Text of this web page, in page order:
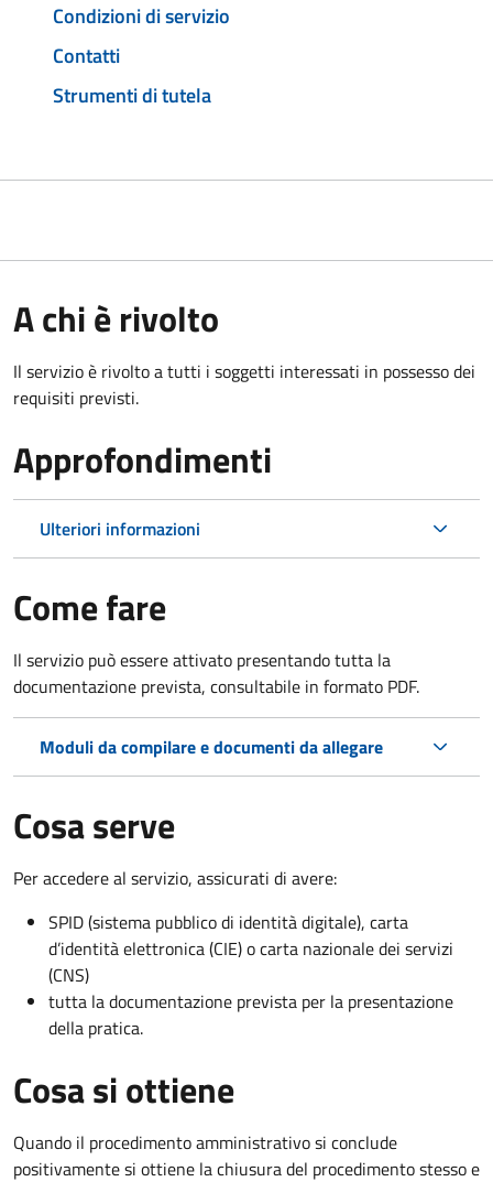
Condizioni di servizio
Contatti
Strumenti di tutela
A chi è rivolto
Il servizio è rivolto a tutti i soggetti interessati in possesso dei
requisiti previsti.
Approfondimenti
Ulteriori informazioni
Come fare
Il servizio può essere attivato presentando tutta la
documentazione prevista, consultabile in formato PDF.
Moduli da compilare e documenti da allegare
Cosa serve
Per accedere al servizio, assicurati di avere:
SPID (sistema pubblico di identità digitale), carta
d’identità elettronica (CIE) o carta nazionale dei servizi
(CNS)
tutta la documentazione prevista per la presentazione
della pratica.
Cosa si ottiene
Quando il procedimento amministrativo si conclude
positivamente si ottiene la chiusura del procedimento stesso e